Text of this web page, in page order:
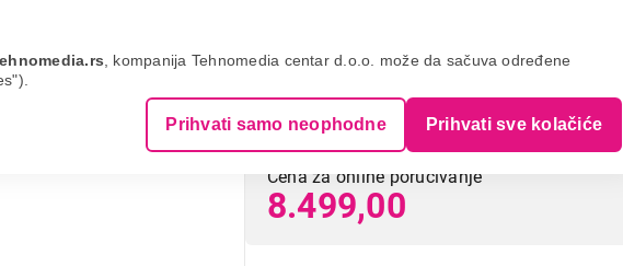
, kompanija Tehnomedia centar d.o.o. može da sačuva određene
Prihvati samo neophodne Prihvati sve kolačiće
MICROLAB M-300BT drveni
Cena za online poručivanje
8.499,00